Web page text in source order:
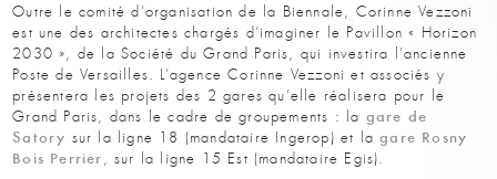
Outre le comité d’organisation de la Biennale, Corinne Vezzoni
est une des architectes chargés d’imaginer le Pavillon « Horizon
2030 », de la Société du Grand Paris, qui investira l’ancienne
Poste de Versailles. L’agence Corinne Vezzoni et associés y
présentera les projets des 2 gares qu’elle réalisera pour le
Grand Paris, dans le cadre de groupements : la gare de
Satory sur la ligne 18 (man­dataire Ingerop) et la gare Rosny
Bois Perrier, sur la ligne 15 Est (mandataire Egis).